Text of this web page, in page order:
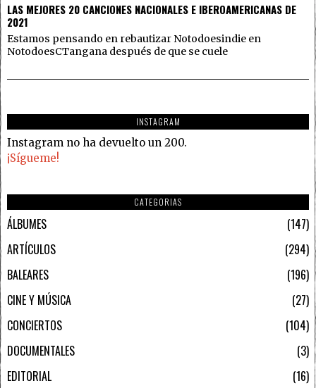
LAS MEJORES 20 CANCIONES NACIONALES E IBEROAMERICANAS DE
2021
Estamos pensando en rebautizar Notodoesindie en
NotodoesCTangana después de que se cuele
INSTAGRAM
Instagram no ha devuelto un 200.
¡Sígueme!
CATEGORIAS
ÁLBUMES
147
ARTÍCULOS
294
BALEARES
196
CINE Y MÚSICA
27
CONCIERTOS
104
DOCUMENTALES
3
EDITORIAL
16